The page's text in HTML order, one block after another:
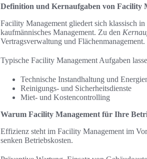
Definition und Kernaufgaben von Facility
Facility Management gliedert sich klassisch
kaufmännisches Management. Zu den
Vertragsverwaltung und Flächenmanagement.
Typische Facility Management Aufgaben
Technische Instandhaltung und
Reinigungs- und Sicherheitsdienste
Miet- und Kostencontrolling
Warum Facility Management für Ihre
Effizienz steht im Facility Management im
senken Betriebskosten.